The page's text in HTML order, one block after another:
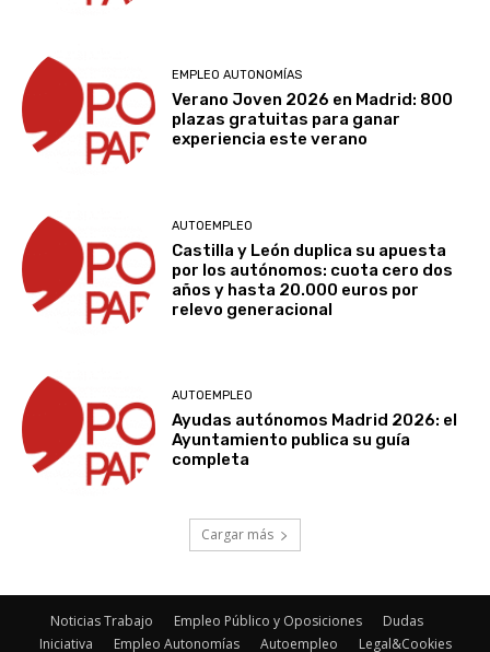
EMPLEO AUTONOMÍAS
Verano Joven 2026 en Madrid: 800
plazas gratuitas para ganar
experiencia este verano
AUTOEMPLEO
Castilla y León duplica su apuesta
por los autónomos: cuota cero dos
años y hasta 20.000 euros por
relevo generacional
AUTOEMPLEO
Ayudas autónomos Madrid 2026: el
Ayuntamiento publica su guía
completa
Cargar más
Noticias Trabajo Empleo Público y Oposiciones
Dudas
Iniciativa
Empleo Autonomías Autoempleo Legal&Cookies